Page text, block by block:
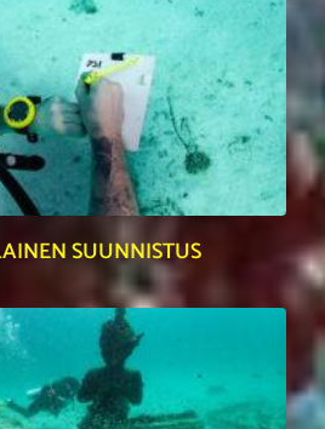
SUUNNISTUS